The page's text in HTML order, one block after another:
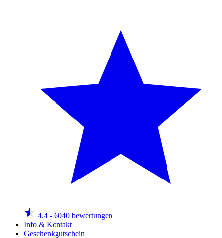
4.4 - 6040 bewertungen
Info & Kontakt
Geschenkgutschein